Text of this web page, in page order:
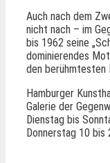
Auch nach dem
nicht nach – im
bis 1962 seine
dominierendes
den berühmtesten
Hamburger
Galerie der
Dienstag bis
Donnerstag 10 bis